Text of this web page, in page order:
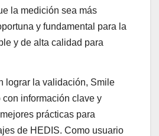
la medición sea más
y fundamental para la
y de alta calidad para
lograr la validación, Smile
información clave y
prácticas para
de HEDIS. Como usuario